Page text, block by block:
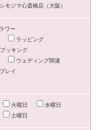
シモジマ心斎橋店（大阪）
ワー
ラッピング
ッキング
ウェディング関連
レイ
火曜日
水曜日
土曜日